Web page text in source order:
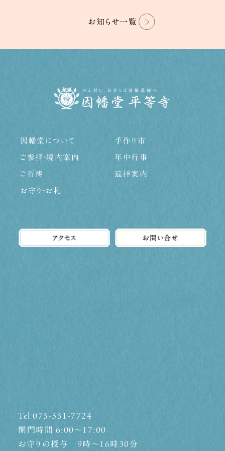
年中行事
お知らせ一覧
因幡堂について
ご参拝・境内案内
ご祈祷
お守り・お札
手作り市
年中行事
巡拝案内
Tel 075-351-7724
開門時間 6:00〜17:00
お守りの授与 9時〜16時30分